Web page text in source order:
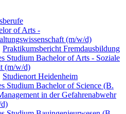
of Arts -
(m/w/d)
Praktikumsbericht Fremdausbildung
Studium Bachelor of Arts - Soziale
(m/w/d)
Studienort Heidenheim
Studium Bachelor of Science (B.
in der Gefahrenabwehr